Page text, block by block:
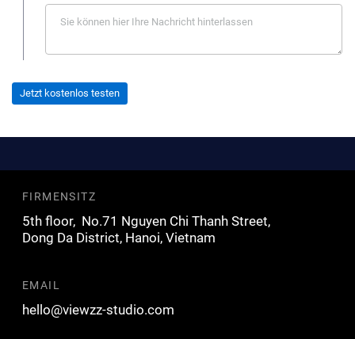
Jetzt kostenlos testen
FIRMENSITZ
5th floor, No.71 Nguyen Chi Thanh Street,
Dong Da District, Hanoi, Vietnam
EMAIL
hello@viewzz-studio.com